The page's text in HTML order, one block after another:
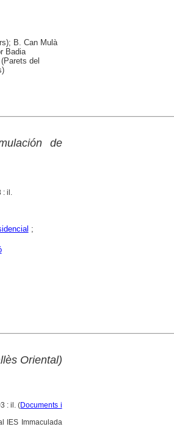
B. Can Mulà
Badia
del
de
: il.
;
Oriental)
: il. (Documents i
IES Immaculada